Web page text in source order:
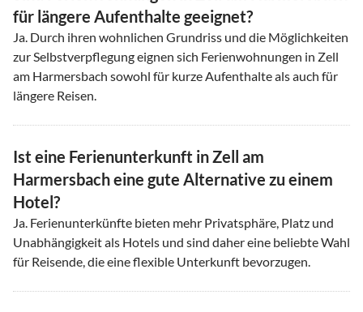
für längere Aufenthalte geeignet?
Ja. Durch ihren wohnlichen Grundriss und die Möglichkeiten
zur Selbstverpflegung eignen sich Ferienwohnungen in Zell
am Harmersbach sowohl für kurze Aufenthalte als auch für
längere Reisen.
Ist eine Ferienunterkunft in Zell am
Harmersbach eine gute Alternative zu einem
Hotel?
Ja. Ferienunterkünfte bieten mehr Privatsphäre, Platz und
Unabhängigkeit als Hotels und sind daher eine beliebte Wahl
für Reisende, die eine flexible Unterkunft bevorzugen.